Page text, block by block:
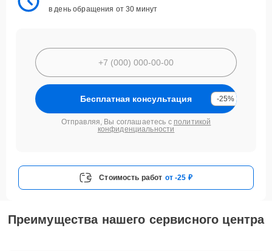
в день обращения от 30 минут
Бесплатная консультация -25%
Отправляя, Вы соглашаетесь с политикой
конфиденциальности
Стоимость работ от -25 ₽
Преимущества нашего сервисного центра